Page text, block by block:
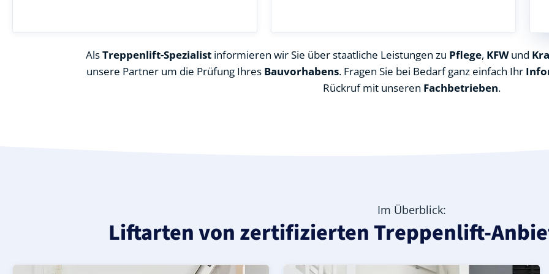
AlsTreppenlift-Spezialist informieren wir Sie über staatliche Leistungen zu Pflege, KFWund
unsere Partner um die Prüfung Ihres Bauvorhabens. Fragen Sie bei Bedarf ganz einfach Ihr
Rückruf mit unseren Fachbetrieben.
Im Überblick:
Liftarten von zertifizierten Treppenlift-